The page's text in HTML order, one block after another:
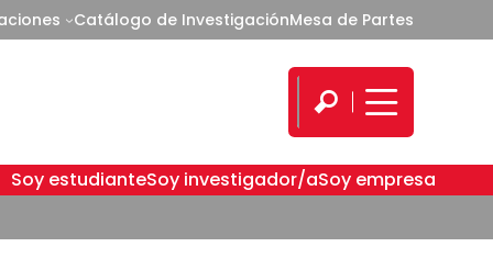
Catálogo de InvestigaciónMesa de Partes
Soy estudianteSoy investigador/aSoy empresa